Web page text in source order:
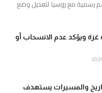
رسمية مع روسيا لتعديل وضع
ويؤكد عدم الانسحاب أو
والمسيرات يستهدف